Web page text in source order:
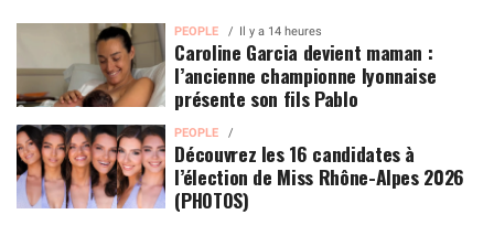
PEOPLE Il y a 14 heures
Caroline Garcia devient maman :
l’ancienne championne lyonnaise
présente son fils Pablo
PEOPLE
Découvrez les 16 candidates à
l’élection de Miss Rhône-Alpes 2026
(PHOTOS)